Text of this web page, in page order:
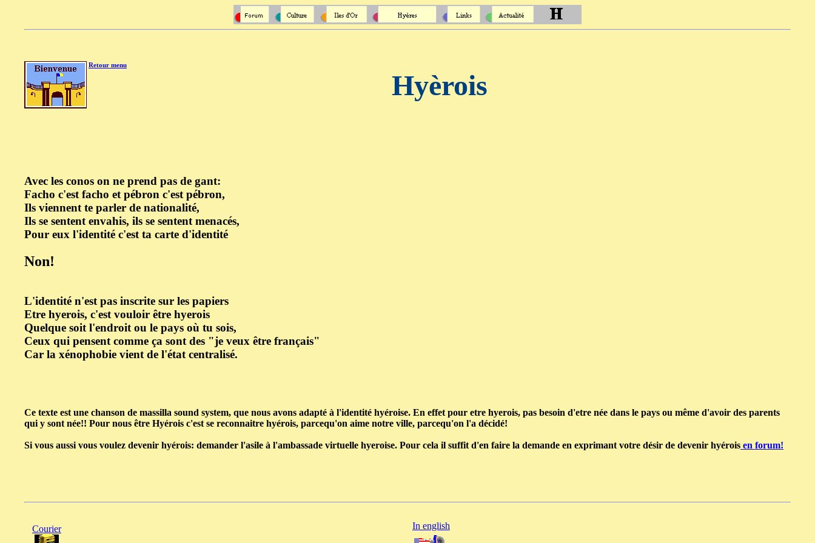
Retour menu
Hyèrois
Avec les conos on ne prend pas de gant:
Facho c'est facho et pébron c'est pébron,
Ils viennent te parler de nationalité,
Ils se sentent envahis, ils se sentent menacés,
Pour eux l'identité c'est ta carte d'identité
Non!
L'identité n'est pas inscrite sur les papiers
Etre hyerois, c'est vouloir être hyerois
Quelque soit l'endroit ou le pays où tu sois,
Ceux qui pensent comme ça sont des "je veux être français"
Car la xénophobie vient de l'état centralisé.
Ce texte est une chanson de massilla sound system, que nous avons adapté à l'identité hyéroise. En effet pour etre hyerois, pas besoin d'etre née dans le pays ou même d'avoir des parents
qui y sont née!! Pour nous être Hyérois c'est se reconnaitre hyérois, parcequ'on aime notre ville, parcequ'on l'a décidé!
Si vous aussi vous voulez devenir hyérois: demander l'asile à l'ambassade virtuelle hyeroise. Pour cela il suffit d'en faire la demande en exprimant votre désir de devenir hyérois en forum!
Courier In english